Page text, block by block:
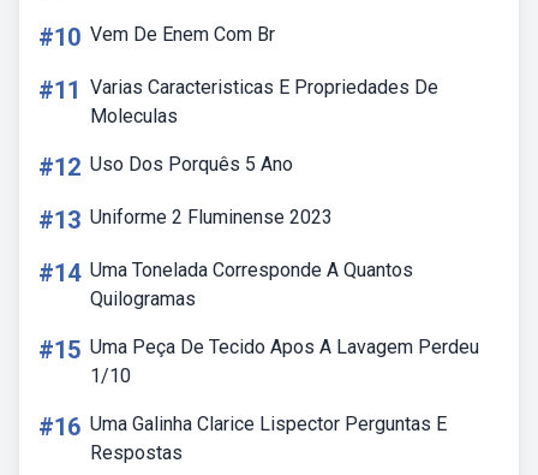
#10 Vem De Enem Com Br
#11 Varias Caracteristicas E Propriedades De
Moleculas
#12 Uso Dos Porquês 5 Ano
#13 Uniforme 2 Fluminense 2023
#14 Uma Tonelada Corresponde A Quantos
Quilogramas
#15 Uma Peça De Tecido Apos A Lavagem Perdeu
1/10
#16 Uma Galinha Clarice Lispector Perguntas E
Respostas